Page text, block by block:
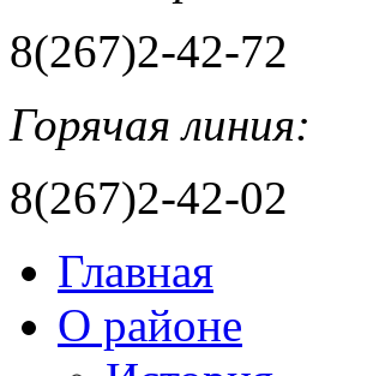
8(267)2-42-72
Горячая линия:
8(267)2-42-02
Главная
О районе